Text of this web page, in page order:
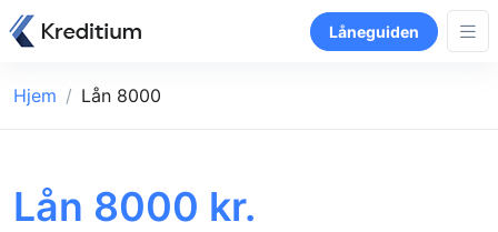
Låneguiden
Hjem Lån 8000
Lån 8000 kr.